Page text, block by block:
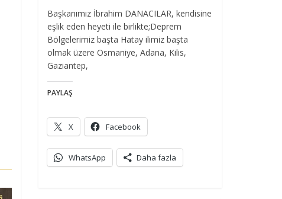
Başkanımız İbrahim DANACILAR, kendisine
eşlik eden heyeti ile birlikte;Deprem
Bölgelerimiz başta Hatay ilimiz başta
olmak üzere Osmaniye, Adana, Kilis,
Gaziantep,
PAYLAŞ
X Facebook
WhatsApp Daha fazla